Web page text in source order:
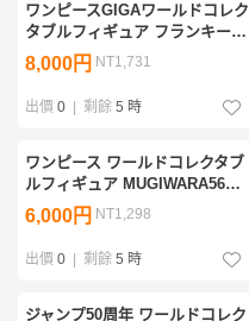
ワンピースGIGAワールドコレク
タブルフィギュア フランキー将
軍
8,000円 NT1,731
出價 0 剩餘 5 時
ワンピース ワールドコレクタブ
ルフィギュア MUGIWARA56
vol.1 ロビン
6,000円 NT1,298
出價 0 剩餘 5 時
ジャンプ50周年 ワールドコレク